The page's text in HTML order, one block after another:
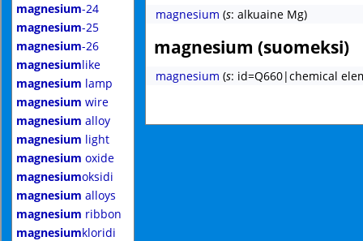
magnesium-24
magnesium-25
magnesium-26
magnesiumlike
magnesium lamp
magnesium wire
magnesium alloy
magnesium light
magnesium oxide
magnesiumoksidi
magnesium alloys
magnesium ribbon
magnesiumkloridi
magnesium (s: alkuaine Mg)
magnesium (suomeksi)
magnesium (s: id=Q660|chemical